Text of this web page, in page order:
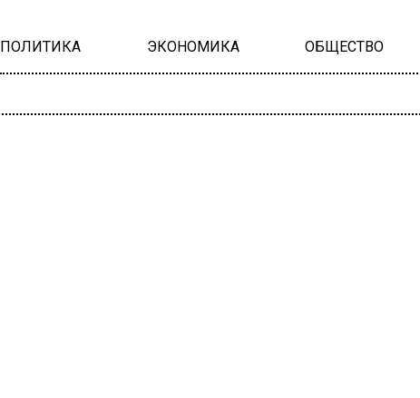
ПОЛИТИКА ЭКОНОМИКА ОБЩЕСТВО